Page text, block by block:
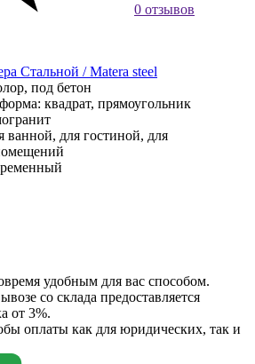
0 отзывов
Стальной / Matera steel
под бетон
квадрат, прямоугольник
ванной, для гостиной, для
удобным для вас способом.
со склада предоставляется
от 3%.
оплаты как для юридических, так и